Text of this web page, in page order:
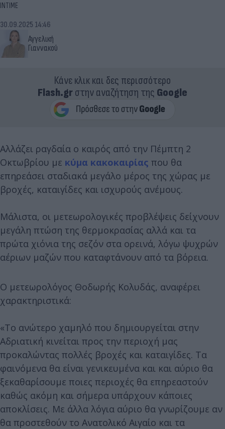
INTIME
Αγγελική
Γιαννακού
30.09.2025 14:46
Κάνε κλικ και δες περισσότερο
Flash.grστην αναζήτηση της Google
Αλλάζει ραγδαία ο καιρός από την Πέμπτη 2
Οκτωβρίου με κύμα κακοκαιρίας που θα
επηρεάσει σταδιακά μεγάλο μέρος της χώρας με
βροχές, καταιγίδες και ισχυρούς ανέμους.
Μάλιστα, οι μετεωρολογικές προβλέψεις δείχνουν
μεγάλη πτώση της θερμοκρασίας αλλά και τα
πρώτα χιόνια της σεζόν στα ορεινά, λόγω ψυχρών
αέριων μαζών που καταφτάνουν από τα βόρεια.
Ο μετεωρολόγος Θοδωρής Κολυδάς, αναφέρει
χαρακτηριστικά:
«Το ανώτερο χαμηλό που δημιουργείται στην
Αδριατική κινείται προς την περιοχή μας
προκαλώντας πολλές βροχές και καταιγίδες. Τα
φαινόμενα θα είναι γενικευμένα και και αύριο θα
ξεκαθαρίσουμε ποιες περιοχές θα επηρεαστούν
καθώς ακόμη και σήμερα υπάρχουν κάποιες
αποκλίσεις. Με άλλα λόγια αύριο θα γνωρίζουμε αν
θα προστεθούν το Ανατολικό Αιγαίο και τα